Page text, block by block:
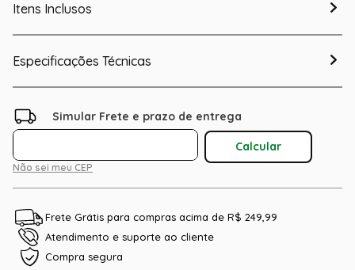
Itens Inclusos
Especificações Técnicas
Não sei meu CEP
Frete Grátis para compras acima de R$ 249,99
Atendimento e suporte ao cliente
Compra segura